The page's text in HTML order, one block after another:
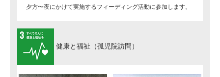
夕方〜夜にかけて実施するフィーディング活動に参加します。
健康と福祉（孤児院訪問）